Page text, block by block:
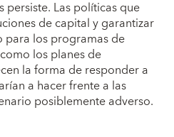
persiste. Las políticas que
de capital y garantizar
los programas de
los planes de
la forma de responder a
a hacer frente a las
posiblemente adverso.